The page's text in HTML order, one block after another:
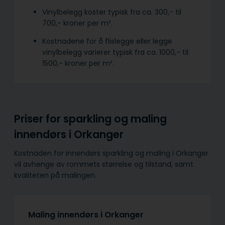
Vinylbelegg koster typisk fra ca. 300,- til
700,- kroner per m².
Kostnadene for å flislegge eller legge
vinylbelegg varierer typisk fra ca. 1000,- til
1500,- kroner per m².
Priser for sparkling og maling
innendørs i Orkanger
Kostnaden for innendørs sparkling og maling i Orkanger
vil avhenge av rommets størrelse og tilstand, samt
kvaliteten på malingen.
Maling innendørs i Orkanger